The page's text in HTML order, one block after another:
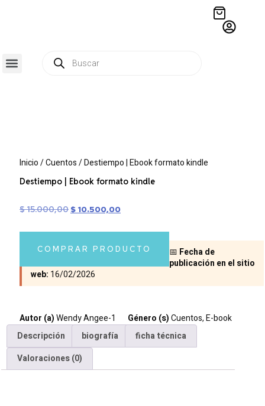
Inicio/Cuentos/ Destiempo | Ebook formato kindle
Destiempo | Ebook formato kindle
$15.000,00 $ 10.500,00
COMPRAR PRODUCTO 📅 Fecha de
publicación en el sitio
web: 16/02/2026
Autor (a)Wendy Angee-1 Género (s)Cuentos,E-book
Descripción
biografía
ficha técnica
Valoraciones (0)